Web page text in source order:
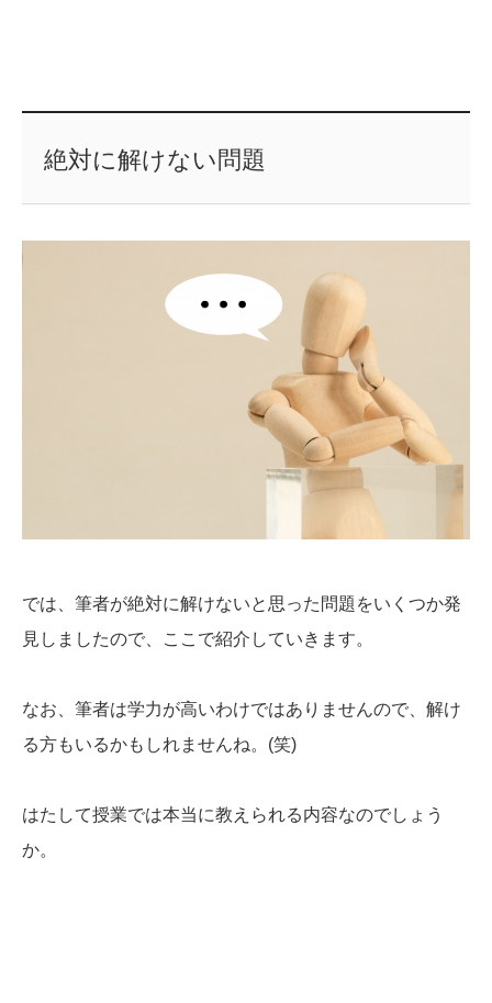
絶対に解けない問題
では、筆者が絶対に解けないと思った問題をいくつか発
見しましたので、ここで紹介していきます。
なお、筆者は学力が高いわけではありませんので、解け
る方もいるかもしれませんね。(笑)
はたして授業では本当に教えられる内容なのでしょう
か。